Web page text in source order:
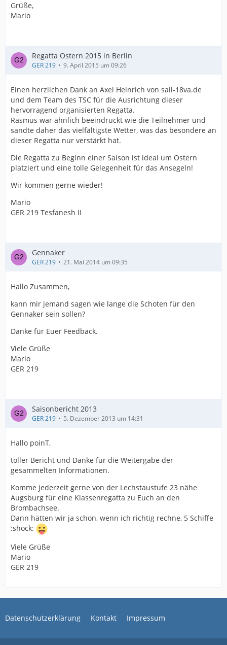
Grüße,
Mario
Regatta Ostern 2015 in Berlin
GER 219 9. April 2015 um 09:26
Einen herzlichen Dank an Axel Heinrich von sail-18va.de
und dem Team des TSC für die Ausrichtung dieser
hervorragend organisierten Regatta.
Rasmus war ähnlich beeindruckt wie die Teilnehmer und
sandte daher das vielfältigste Wetter, was das besondere an
dieser Regatta nur verstärkt hat.
Die Regatta zu Beginn einer Saison ist ideal um Ostern
platziert und eine tolle Gelegenheit für das Ansegeln!
Wir kommen gerne wieder!
Mario
GER 219 Tesfanesh II
Gennaker
GER 219 21. Mai 2014 um 09:35
Hallo Zusammen,
kann mir jemand sagen wie lange die Schoten für den
Gennaker sein sollen?
Danke für Euer Feedback.
Viele Grüße
Mario
GER 219
Saisonbericht 2013
GER 219 5. Dezember 2013 um 14:31
Hallo poinT,
toller Bericht und Danke für die Weitergabe der
gesammelten Informationen.
Komme jederzeit gerne von der Lechstaustufe 23 nähe
Augsburg für eine Klassenregatta zu Euch an den
Brombachsee.
Dann hätten wir ja schon, wenn ich richtig rechne, 5 Schiffe
:shock:
Viele Grüße
Mario
GER 219
Datenschutzerklärung Kontakt Impressum